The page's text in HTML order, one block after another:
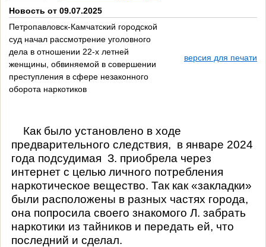
Новость от 09.07.2025
Петропавловск-Камчатский городской
суд начал рассмотрение уголовного
дела в отношении 22-х летней
женщины, обвиняемой в совершении
преступления в сфере незаконного
оборота наркотиков
версия для печати
Как было установлено в ходе
предварительного следствия, в январе 2024
года подсудимая З. приобрела через
интернет с целью личного потребления
наркотическое вещество. Так как «закладки»
были расположены в разных частях города,
она попросила своего знакомого Л. забрать
наркотики из тайников и передать ей, что
последний и сделал.